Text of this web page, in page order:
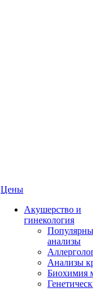
Цены
Акушерство и
гинекология
анализы
Анализы
Биохимия